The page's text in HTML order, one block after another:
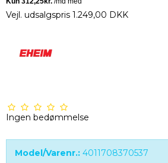
Vejl. udsalgspris 1.249,00 DKK
Ingen bedømmelse
Model/Varenr.: 4011708370537